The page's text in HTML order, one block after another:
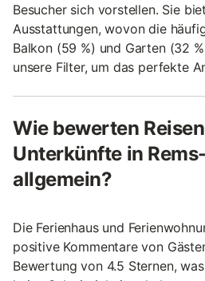
Besucher sich vorstellen. Sie
Ausstattungen, wovon die
Balkon (59 %) und Garten (32
unsere Filter, um das perfekte
Wie bewerten
Unterkünfte in
allgemein?
Die Ferienhaus und
positive Kommentare von
Bewertung von 4.5 Sternen,